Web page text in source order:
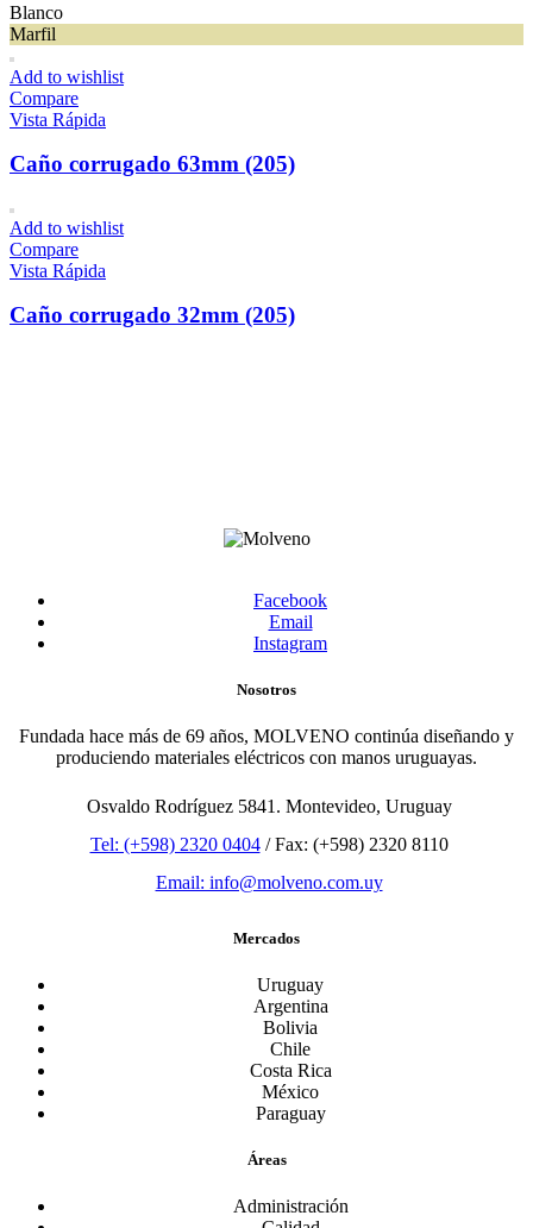
Blanco
Marfil
Add to wishlist
Compare
Vista Rápida
Caño corrugado 63mm (205)
Add to wishlist
Compare
Vista Rápida
Caño corrugado 32mm (205)
Facebook
Email
Instagram
Nosotros
Fundada hace más de 69 años, MOLVENO continúa diseñando y
produciendo materiales eléctricos con manos uruguayas.
Osvaldo Rodríguez 5841. Montevideo, Uruguay
Tel: (+598) 2320 0404/ Fax: (+598) 2320 8110
Email: info@molveno.com.uy
Mercados
Uruguay
Argentina
Bolivia
Chile
Costa Rica
México
Paraguay
Áreas
Administración